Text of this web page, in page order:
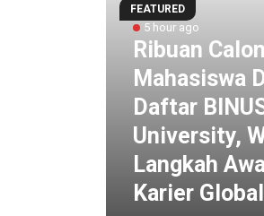
FEATURED
5 hour ago
Ribuan Calon
Mahasiswa
Daftar
University,
Langkah
Karier Global